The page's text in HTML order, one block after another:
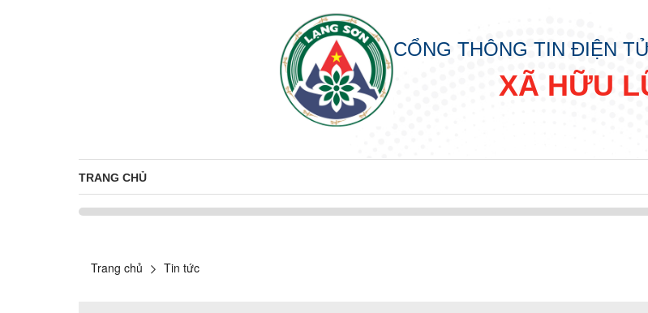
CỔNG THÔNG TIN ĐIỆN
XÃ HỮU
TRANG CHỦ
Trang chủ Tin tức